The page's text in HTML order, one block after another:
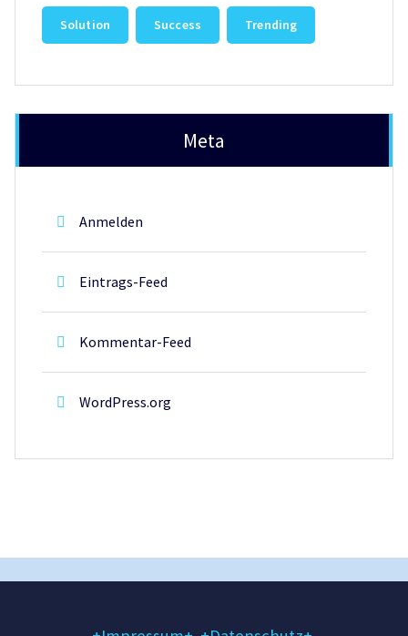
Solution Success Trending
Meta
Anmelden
Eintrags-Feed
Kommentar-Feed
WordPress.org